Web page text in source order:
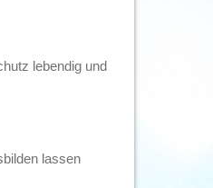
lebendig und
lassen